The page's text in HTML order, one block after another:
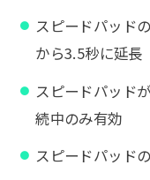
スピードパッド
から3.5秒に延長
スピードパッド
続中のみ有効
スピードパッド